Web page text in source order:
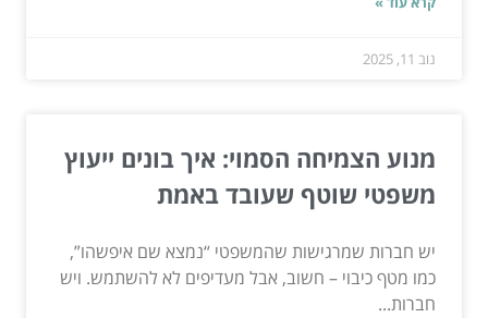
נוב 11, 2025
מנוע הצמיחה הסמוי: איך בונים ייעוץ
משפטי שוטף שעובד באמת
יש חברות שמרגישות שהמשפטי “נמצא שם איפשהו”,
כמו מטף כיבוי – חשוב, אבל מעדיפים לא להשתמש. ויש
חברות...